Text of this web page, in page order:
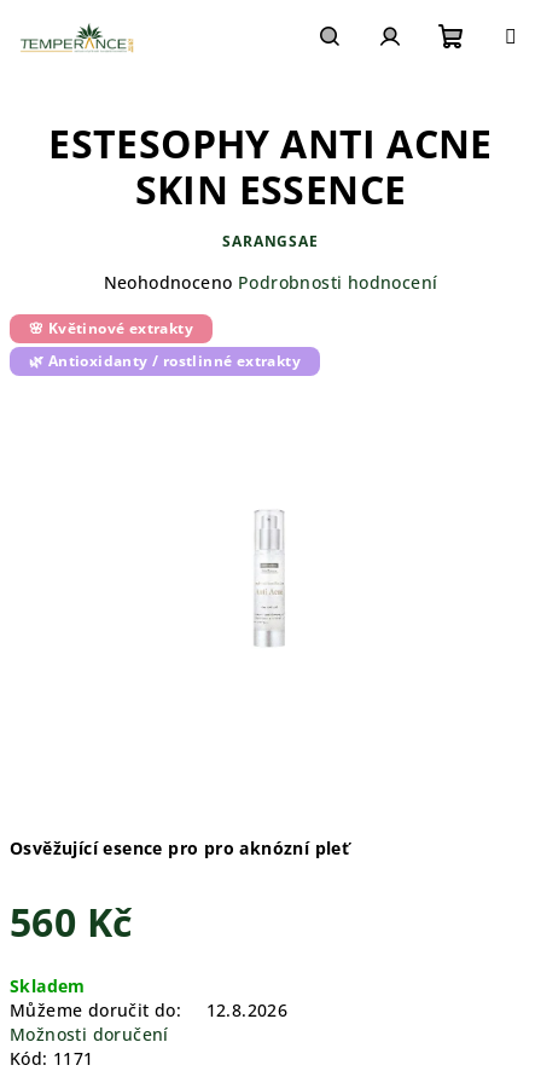
obsah
košík
Osvěžující esence pro pro aknózní pleť
560 Kč
cena:
Skladem
Můžeme doručit do:
12.8.2026
Možnosti doručení
Kód: 1171
ESTESOPHY ANTI ACNE
SKIN ESSENCE
SARANGSAE
Průměrné
produktu
je
0,0
Neohodnoceno Podrobnosti hodnocení
🌸 Květinové extrakty
🌿 Antioxidanty / rostlinné extrakty